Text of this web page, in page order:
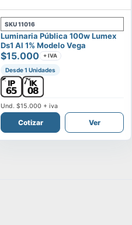
SKU11016
Luminaria Pública 100w Lumex
Ds1 Al 1% Modelo Vega
$15.000 + IVA
Desde 1 Unidades
Und.$15.000 + iva
Cotizar Ver